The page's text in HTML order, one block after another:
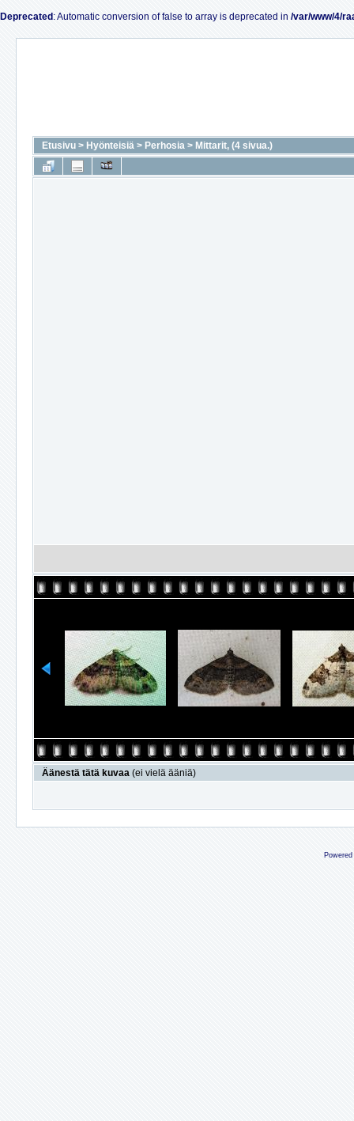
Deprecated : Automatic conversion of false to array is deprecated in /var/www/4/
Etusivu > Hyönteisiä > Perhosia > Mittarit, (4 sivua.)
Äänestä tätä kuvaa (ei vielä ääniä)